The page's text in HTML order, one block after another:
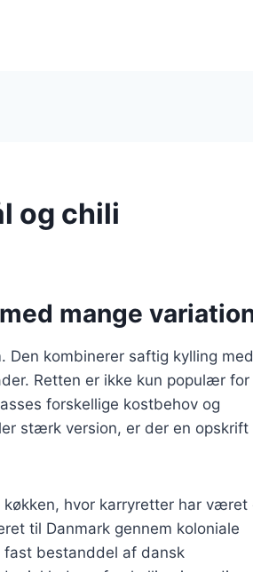
og chili
mange
Den kombinerer saftig kylling
Retten er ikke kun populær for
forskellige kostbehov og
stærk version, er der en opskrift
hvor karryretter har været
til Danmark gennem koloniale
bestanddel af dansk